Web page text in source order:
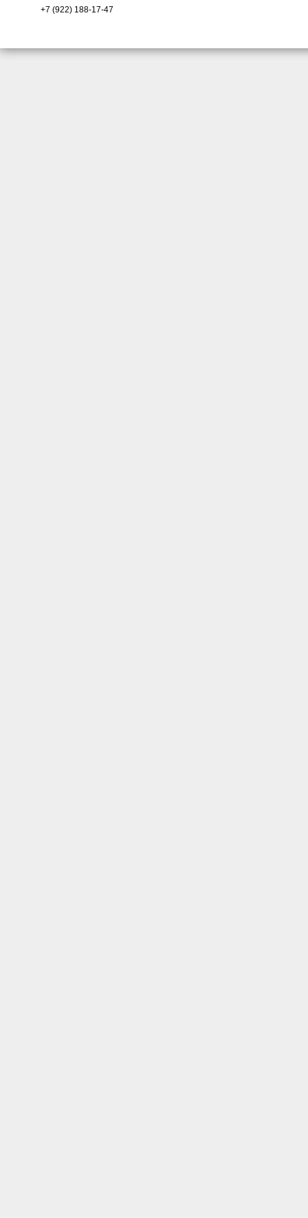
+7 (922) 188-17-47